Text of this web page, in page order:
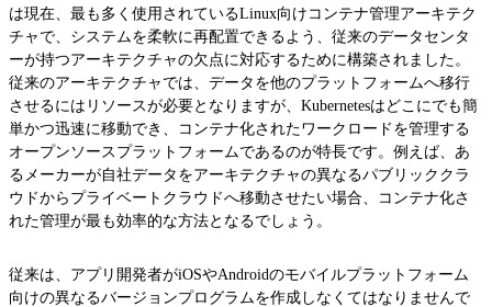
は現在、最も多く使用されているLinux向けコンテナ管理アーキテク
チャで、システムを柔軟に再配置できるよう、従来のデータセンタ
ーが持つアーキテクチャの欠点に対応するために構築されました。
従来のアーキテクチャでは、データを他のプラットフォームへ移行
させるにはリソースが必要となりますが、Kubernetesはどこにでも簡
単かつ迅速に移動でき、コンテナ化されたワークロードを管理する
オープンソースプラットフォームであるのが特長です。例えば、あ
るメーカーが自社データをアーキテクチャの異なるパブリッククラ
ウドからプライベートクラウドへ移動させたい場合、コンテナ化さ
れた管理が最も効率的な方法となるでしょう。
従来は、アプリ開発者がiOSやAndroidのモバイルプラットフォーム
向けの異なるバージョンプログラムを作成しなくてはなりませんで